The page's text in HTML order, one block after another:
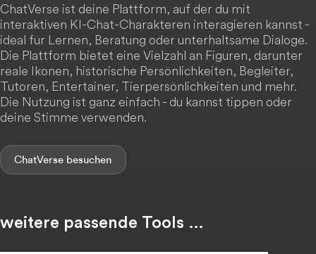
ChatVerse ist deine Plattform, auf der du mit
interaktiven KI-Chat-Charakteren interagieren kannst -
ideal für Lernen, Beratung oder unterhaltsame Dialoge.
Die Plattform bietet eine Vielzahl an Figuren, darunter
reale Ikonen, historische Persönlichkeiten, Begleiter,
Tutoren, Entertainer, Tierpersönlichkeiten und mehr.
Die Nutzung ist ganz einfach - du kannst tippen oder
deine Stimme verwenden.
ChatVerse
weitere passende Tools …